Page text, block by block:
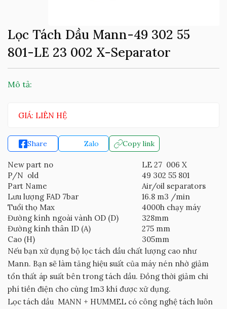
Lọc Tách Dầu Mann-49 302 55
801-LE 23 002 X-Separator
Mô tả:
GIÁ: LIÊN HỆ
Share Zalo Copy link
New part no
LE 27 006 X
P/N old
49 302 55 801
Part Name
Air/oil separators
Lưu lượng FAD 7bar
16.8 m3 /min
Tuổi thọ Max
4000h chạy máy
Đường kính ngoài vành OD (D)
328mm
Đường kính thân ID (A)
275 mm
Cao (H)
305mm
Nếu bạn xử dụng bộ lọc tách dầu chất lượng cao như
Mann. Bạn sẽ làm tăng hiệu suất của máy nén nhờ giảm
tổn thất áp suất bên trong tách dầu. Đồng thời giảm chi
phí tiền điện cho cùng 1m3 khí được xử dụng.
Lọc tách dầu MANN + HUMMEL có công nghệ tách luôn